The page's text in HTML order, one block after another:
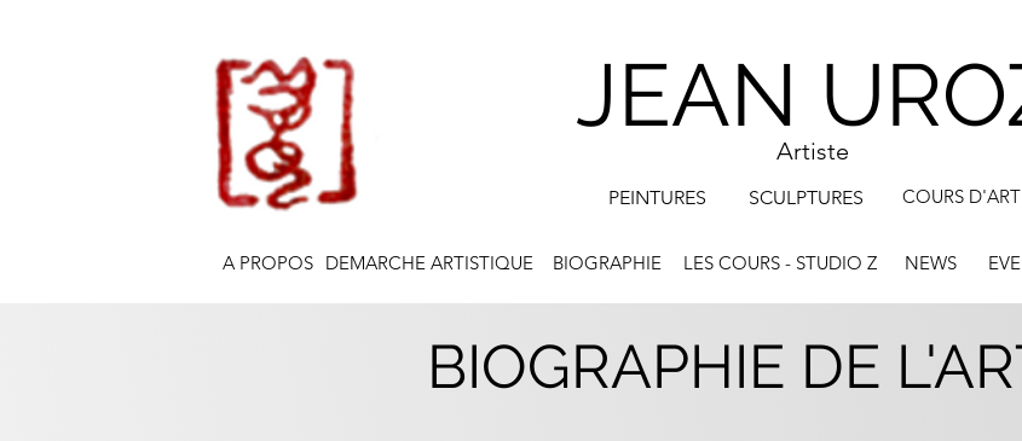
JEAN
Artiste
PEINTURES SCULPTURES COURS D'ART
A PROPOS DEMARCHE ARTISTIQUE BIOGRAPHIE LES COURS - STUDIO Z NEWS
BIOGRAPHIE DE